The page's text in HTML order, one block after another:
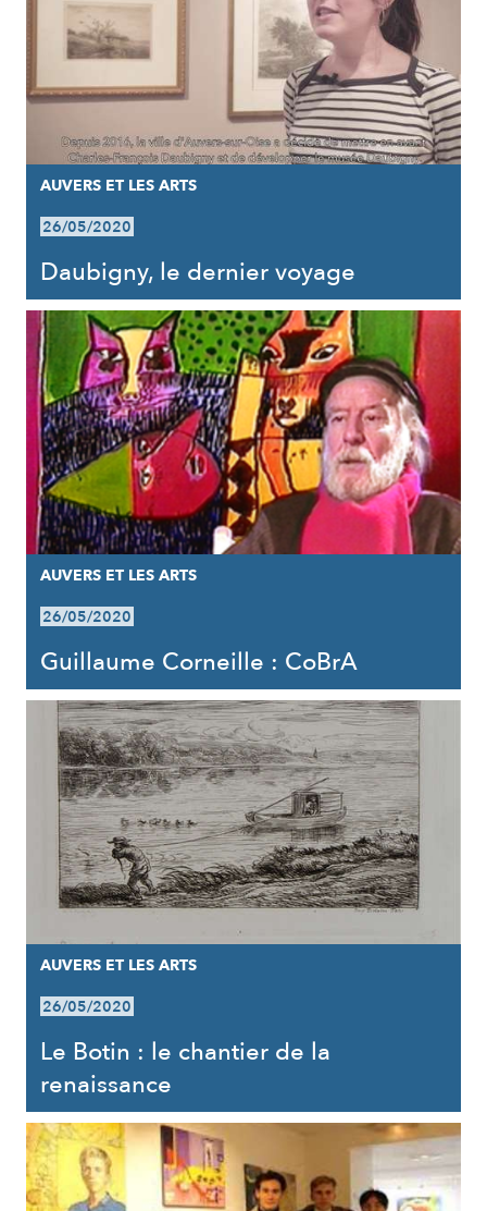
AUVERS ET LES ARTS
26/05/2020
Daubigny, le dernier voyage
AUVERS ET LES ARTS
26/05/2020
Guillaume Corneille : CoBrA
AUVERS ET LES ARTS
26/05/2020
Le Botin : le chantier de la
renaissance